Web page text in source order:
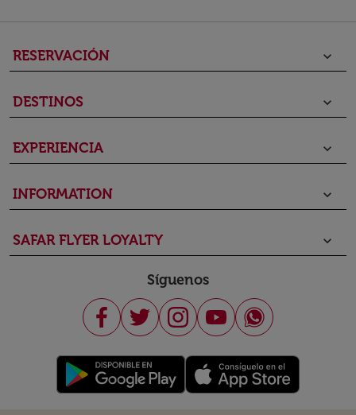
RESERVACIÓN keyboard_arrow_down
DESTINOS keyboard_arrow_down
EXPERIENCIA keyboard_arrow_down
INFORMATION keyboard_arrow_down
SAFAR FLYER LOYALTY keyboard_arrow_down
Síguenos